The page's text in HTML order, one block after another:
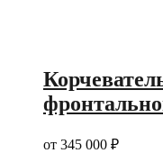
от 345 000 ₽